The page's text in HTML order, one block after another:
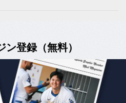
ン登録（無料）